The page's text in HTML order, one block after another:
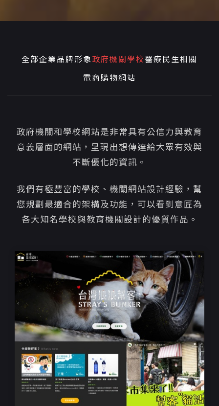
全部企業品牌形象政府機關學校醫療民生相關
電商購物網站
政府機關和學校網站是非常具有公信力與教育
意義層面的網站，呈現出想傳達給大眾有效與
不斷優化的資訊。
我們有極豐富的學校、機關網站設計經驗，幫
您規劃最適合的架構及功能，可以看到意匠為
各大知名學校與教育機關設計的優質作品。